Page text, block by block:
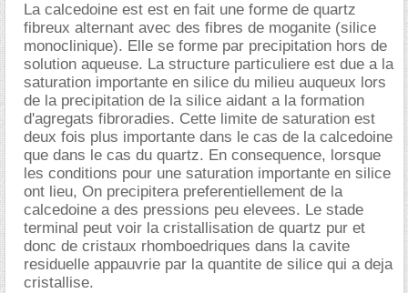
La calcedoine est est en fait une forme de quartz
fibreux alternant avec des fibres de moganite (silice
monoclinique). Elle se forme par precipitation hors de
solution aqueuse. La structure particuliere est due a la
saturation importante en silice du milieu auqueux lors
de la precipitation de la silice aidant a la formation
d'agregats fibroradies. Cette limite de saturation est
deux fois plus importante dans le cas de la calcedoine
que dans le cas du quartz. En consequence, lorsque
les conditions pour une saturation importante en silice
ont lieu, On precipitera preferentiellement de la
calcedoine a des pressions peu elevees. Le stade
terminal peut voir la cristallisation de quartz pur et
donc de cristaux rhomboedriques dans la cavite
residuelle appauvrie par la quantite de silice qui a deja
cristallise.